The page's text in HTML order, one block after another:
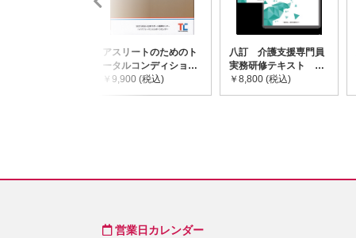
アスリートのためのト
ータルコンディショニ
ングガイドライン
￥9,900 (税込)
八訂 介護支援専門員
実務研修テキスト
(上・下巻/分売不可)
￥8,800 (税込)
営業日カレンダー